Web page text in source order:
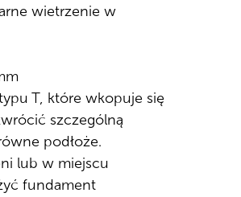
wietrzenie w
T, które wkopuje się
szczególną
podłoże.
lub w miejscu
fundament